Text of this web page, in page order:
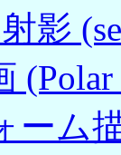
影
(Polar
ーム